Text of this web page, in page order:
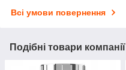
Всі умови повернення
Подібні товари компанії